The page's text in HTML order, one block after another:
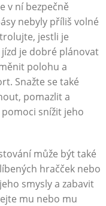
v ní bezpečně
nebyly příliš volné
jestli je
je dobré plánovat
polohu a
Snažte se také
pomazlit a
snížit jeho
může být také
hračček nebo
smysly a zabavit
mu nebo mu